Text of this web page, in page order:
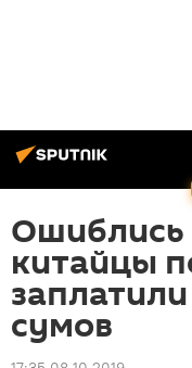
Ошиблись
китайцы
сумов